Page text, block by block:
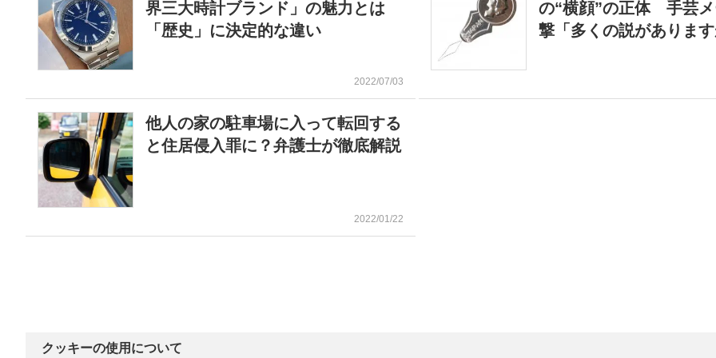
界三大時計ブランド」の魅力とは
「歴史」に決定的な違い
2022/07/03
の“横顔”の正体 手芸メ
撃「多くの説がありま
他人の家の駐車場に入って転回する
と住居侵入罪に？弁護士が徹底解説
2022/01/22
クッキーの使用について